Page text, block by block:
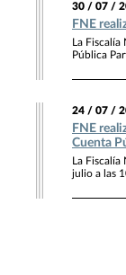
30 / 07 /
FNE
La Fiscalía
Pública
24 / 07 /
FNE
Cuenta
La Fiscalía
julio a las